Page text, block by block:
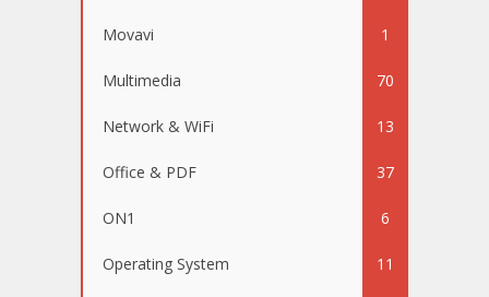
Movavi 1
Multimedia 70
Network & WiFi 13
Office & PDF 37
ON1 6
Operating System 11